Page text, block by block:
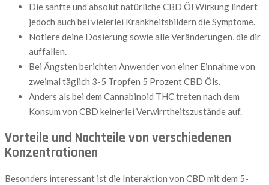
Die sanfte und absolut natürliche CBD Öl Wirkung lindert
jedoch auch bei vielerlei Krankheitsbildern die Symptome.
Notiere deine Dosierung sowie alle Veränderungen, die dir
auffallen.
Bei Ängsten berichten Anwender von einer Einnahme von
zweimal täglich 3-5 Tropfen 5 Prozent CBD Öls.
Anders als bei dem Cannabinoid THC treten nach dem
Konsum von CBD keinerlei Verwirrtheitszustände auf.
Vorteile und Nachteile von verschiedenen
Konzentrationen
Besonders interessant ist die Interaktion von CBD mit dem 5-